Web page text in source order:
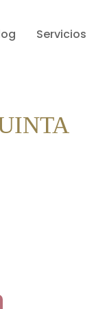
Servicios